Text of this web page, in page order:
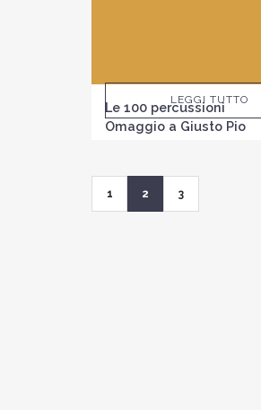
Le 100 percussioni
Omaggio a Giusto Pio
LEGGI TUTTO
1 2 3